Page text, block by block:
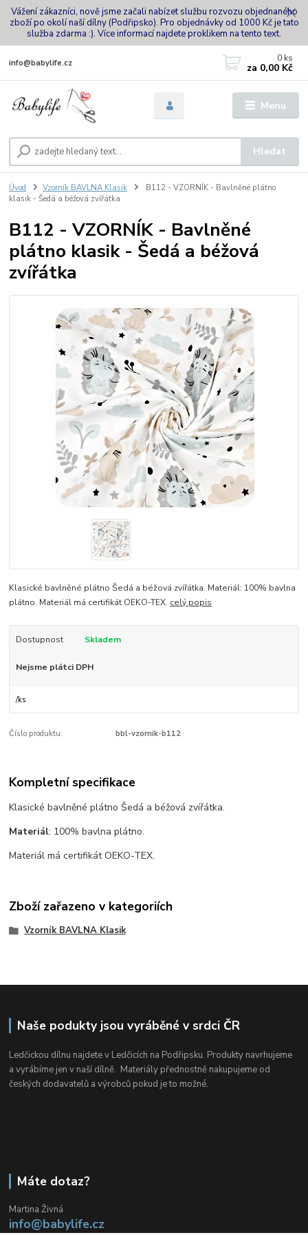
Vážení zákazníci, nově jsme začali nabízet službu rozvozu objednaného
zboží po okolí naší dílny (Podřipsko). Pro objednávky od 1000 Kč je tato
služba zdarma :). Více informací najdete proklikem na tento text.
Menu
Hledat
info@babylife.cz 0 ks
za 0,00 Kč
Úvod Vzorník BAVLNA Klasik
B112 - VZORNÍK - Bavlněné plátno
klasik - Šedá a béžová zvířátka
B112 - VZORNÍK - Bavlněné
plátno klasik - Šedá a béžová
zvířátka
Klasické bavlněné plátno Šedá a béžová zvířátka. Materiál: 100% bavlna
plátno. Materiál má certifikát OEKO-TEX. celý popis
Dostupnost Skladem
Nejsme plátci DPH
/ks
Číslo produktu: bbl-vzornik-b112
Kompletní specifikace
Klasické bavlněné plátno Šedá a béžová zvířátka.
Materiál: 100% bavlna plátno.
Materiál má certifikátOEKO-TEX.
Zboží zařazeno v kategoriích
Vzorník BAVLNA Klasik
Naše podukty jsou vyráběné v srdci ČR
Ledčickou dílnu najdete v Ledčicích na Podřipsku. Produkty navrhujeme
a vyrábíme jen v naší dílně. Materiály přednostně nakupujeme od
českých dodavatelů a výrobců pokud je to možné.
Máte dotaz?
Martina Živná
info@babylife.cz